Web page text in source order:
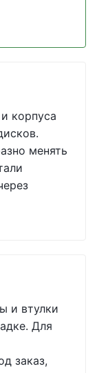
корпуса
менять
и втулки
Для
заказ,